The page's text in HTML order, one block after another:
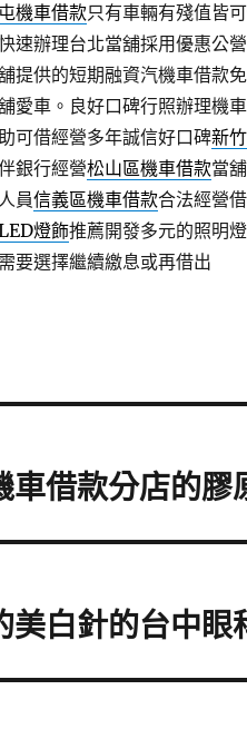
屯機車借款只有車輛有殘值皆
速辦理台北當舖採用優惠公
提供的短期融資汽機車借款
愛車。良好口碑行照辦理機
可借經營多年誠信好口碑新
銀行經營松山區機車借款當
人員信義區機車借款合法經營
燈飾推薦開發多元的照明
需要選擇繼續繳息或再借出
車借款分店的膠
美白針的台中眼